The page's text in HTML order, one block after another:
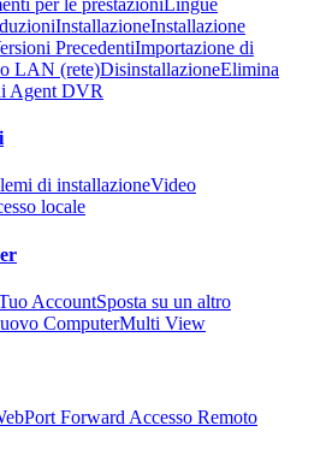
InstallazioneInstallazione
PrecedentiImportazione di
LAN (rete)DisinstallazioneElimina
Agent DVR
di installazioneVideo
locale
AccountSposta su un altro
ComputerMulti View
Port Forward Accesso Remoto